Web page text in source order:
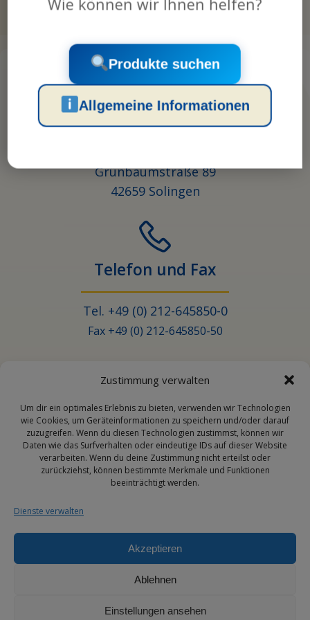
Zustimmung verwalten
Um dir ein optimales Erlebnis zu bieten, verwenden wir Technologien
wie Cookies, um Geräteinformationen zu speichern und/oder darauf
zuzugreifen. Wenn du diesen Technologien zustimmst, können wir
Daten wie das Surfverhalten oder eindeutige IDs auf dieser Website
verarbeiten. Wenn du deine Zustimmung nicht erteilst oder
zurückziehst, können bestimmte Merkmale und Funktionen
beeinträchtigt werden.
Dienste verwalten
Akzeptieren
Ablehnen
Einstellungen ansehen
Anschrift
Grünbaumstraße 89
42659 Solingen
Telefon und Fax
Tel. +49 (0) 212-645850-0
Fax +49 (0) 212-645850-50
Email
info@transporehamed.de
Social Media
Wie können wir Ihnen helfen?
Produkte suchen
Allgemeine Informationen